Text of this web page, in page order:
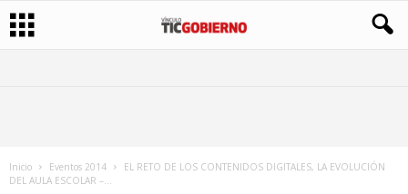
Inicio Eventos 2014
EL RETO DE LOS CONTENIDOS DIGITALES, LA EVOLUCIÓN
DEL AULA ESCOLAR –...